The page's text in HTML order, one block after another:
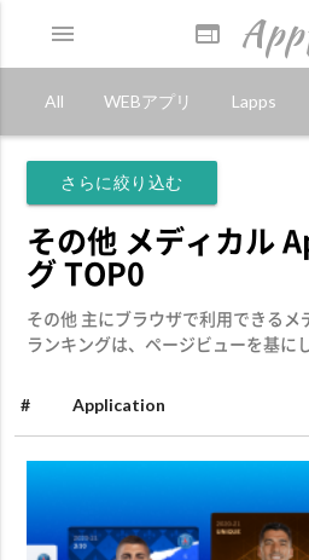
web
menu
All WEBアプリ Lapps
さらに絞り込む
その他 メディカル
グ TOP0
その他 主にブラウザで利用できるメ
ランキングは、ページビューを基に
# Application